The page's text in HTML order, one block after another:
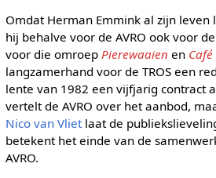
Omdat Herman Emmink al zijn
hij behalve voor de AVRO ook voor de
voor die omroep Pierewaaien en
langzamerhand voor de TROS een
lente van 1982 een vijfjarig contract
vertelt de AVRO over het aanbod,
Nico van Vlietlaat de
betekent het einde van de
AVRO.